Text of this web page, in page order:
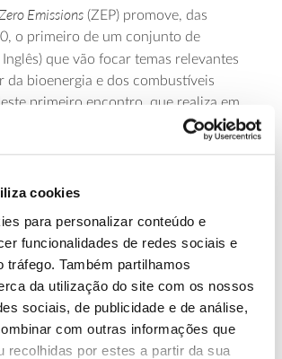
cookies
para personalizar conteúdo e
funcionalidades de redes sociais e
tráfego. Também partilhamos
da utilização do site com os nossos
sociais, de publicidade e de análise,
com outras informações que
recolhidas por estes a partir da sua
Zero Emissions (ZEP) promove, das
o primeiro de um conjunto de
Inglês) que vão focar temas relevantes
da bioenergia e dos combustíveis
primeiro encontro, que realiza em
a Plataforma Europeia de Inovação e
armazenamento de carbono e
online